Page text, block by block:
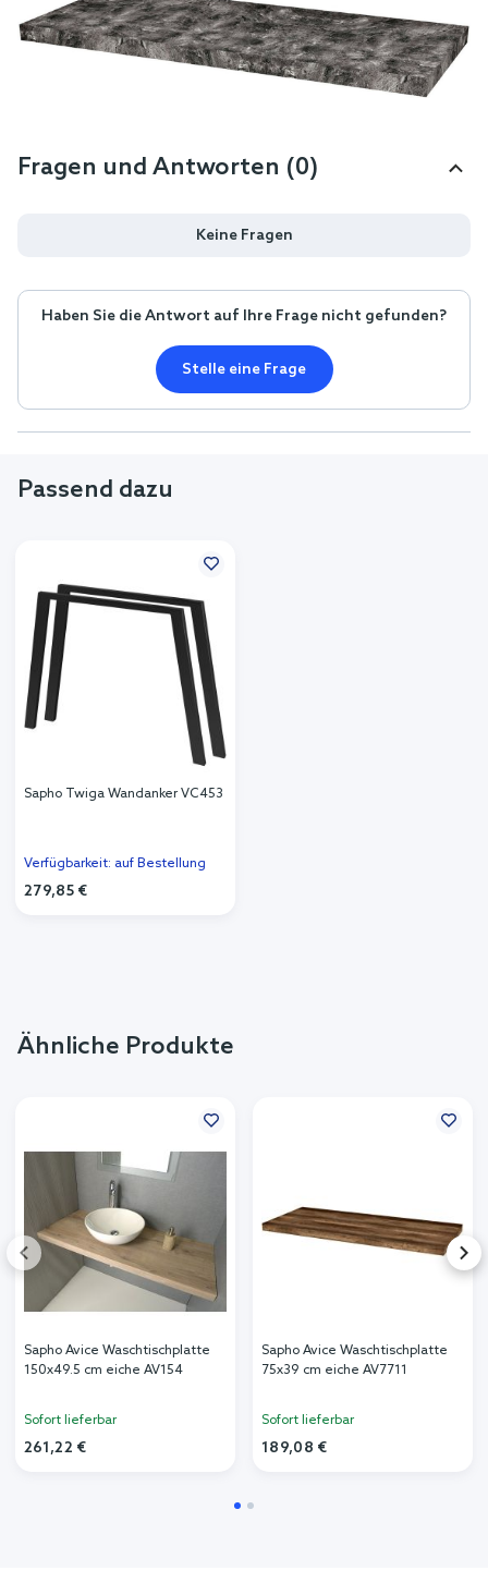
Fragen und Antworten (0)
Keine Fragen
Haben Sie die Antwort auf Ihre Frage nicht gefunden?
Stelle eine Frage
Passend dazu
Sapho Twiga Wandanker VC453
Verfügbarkeit: auf Bestellung
279,85 €
Ähnliche Produkte
Sapho Avice Waschtischplatte
150x49.5 cm eiche AV154
Sofort lieferbar
261,22 €
Sapho Avice Waschtischplatte
75x39 cm eiche AV7711
Sofort lieferbar
189,08 €